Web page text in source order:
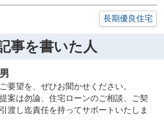
長期優良住宅
事を書いた人
要望を、ぜひお聞かせください。
案は勿論、住宅ローンのご相談、ご契
渡し迄責任を持ってサポートいたしま